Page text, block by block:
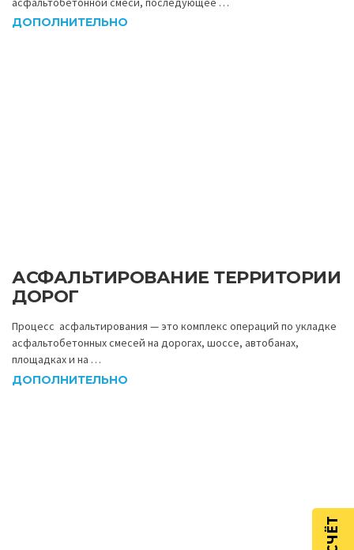
ДОПОЛНИТЕЛЬНО
ДОРОГ
асфальтобетонных смесей на дорогах, шоссе, автобанах,
площадках и на …
ДОПОЛНИТЕЛЬНО